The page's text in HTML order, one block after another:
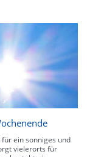
ein sonniges und
vielerorts für